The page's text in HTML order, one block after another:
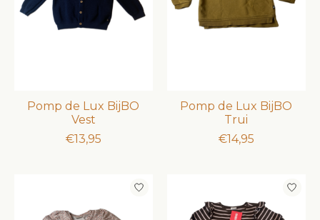
Pomp de Lux BijBO
Vest
€13,95
Pomp de Lux BijBO
Trui
€14,95